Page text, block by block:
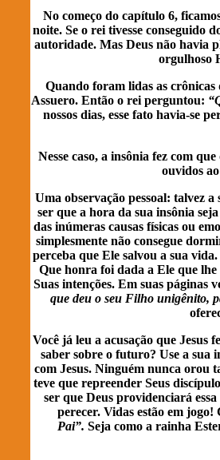
No começo do capítulo 6,
noite. Se o rei tivesse conseguido
autoridade. Mas Deus não havia
orgulhoso
Quando foram lidas as
Assuero. Então o rei perguntou:
nossos dias, esse fato havia-se
Nesse caso, a insônia fez com
ouvidos
Uma observação pessoal: talvez
ser que a hora da sua insônia
das inúmeras causas físicas ou
simplesmente não consegue
perceba que Ele salvou a sua
Que honra foi dada a Ele que lhe
Suas intenções. Em suas
que deu o seu Filho unigênito,
Você já leu a acusação que Jesus
saber sobre o futuro? Use a sua
com Jesus. Ninguém nunca orou
teve que repreender Seus
ser que Deus providenciará
perecer. Vidas estão em
Pai”. Seja como a rainha